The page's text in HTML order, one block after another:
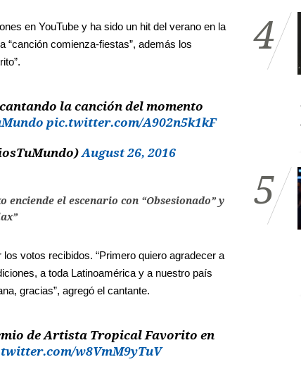
en YouTube y ha sido un hit del verano en la
“canción comienza-fiestas”, además los
cantando la canción del momento
pic.twitter.com/A902n5k1kF
August 26, 2016
enciende el escenario con “Obsesionado” y
votos recibidos. “Primero quiero agradecer a
a toda Latinoamérica y a nuestro país
gracias”, agregó el cantante.
de Artista Tropical Favorito en
w8VmM9yTuV
4
5